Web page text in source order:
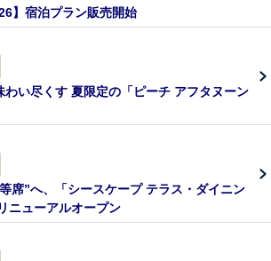
】宿泊プラン販売開始
わい尽くす 夏限定の「ピーチ アフタヌーン
席”へ、「シースケープ テラス・ダイニン
ニューアルオープン